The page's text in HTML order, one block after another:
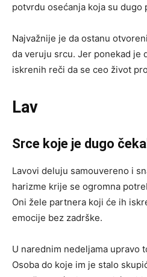
potvrdu osećanja koja su dugo
Najvažnije je da ostanu
da veruju srcu. Jer ponekad je
iskrenih reči da se ceo život
Lav
Srce koje je dugo
Lavovi deluju samouvereno i
harizme krije se ogromna
Oni žele partnera koji će ih
emocije bez zadrške.
U narednim nedeljama upravo
Osoba do koje im je stalo